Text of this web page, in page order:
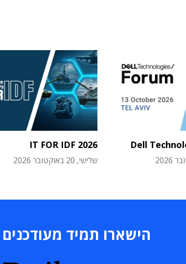
Dell
IT FOR IDF 2026
שלישי, 20 באוקטובר 2026
הישארו תמיד מעודכנים